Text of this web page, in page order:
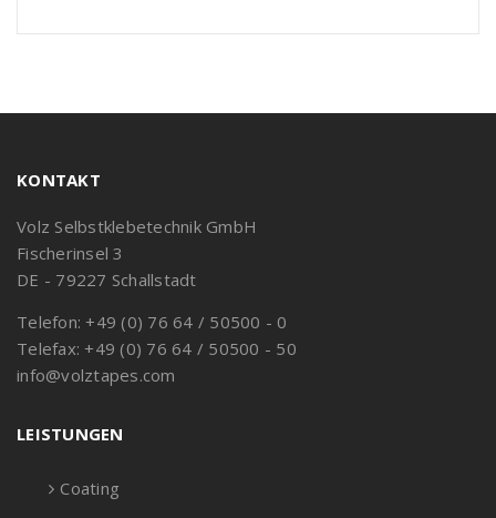
KONTAKT
Volz Selbstklebetechnik GmbH
Fischerinsel 3
DE - 79227 Schallstadt
Telefon: +49 (0) 76 64 / 50500 - 0
Telefax: +49 (0) 76 64 / 50500 - 50
info@volztapes.com
LEISTUNGEN
Coating